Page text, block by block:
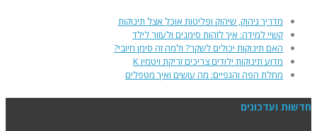
מדריך גיהוק, שיהוק ופליטות אוכל אצל תינוקות
קשיי למידה: איך לזהות סימנים ולעזור לילד
האם תינוקות יכולים לשקר? ולמה זה סימן חיובי?
מדוע תינוקות ילודים צריכים זריקת ויטמין K
מחלת הפה והגפיים: מה עושים ואיך מטפלים
חדשות ועדכונים